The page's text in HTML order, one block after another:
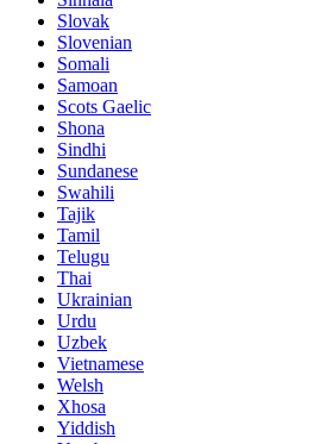
Slovak
Slovenian
Somali
Samoan
Scots Gaelic
Shona
Sindhi
Sundanese
Swahili
Tajik
Tamil
Telugu
Thai
Ukrainian
Urdu
Uzbek
Vietnamese
Welsh
Xhosa
Yiddish